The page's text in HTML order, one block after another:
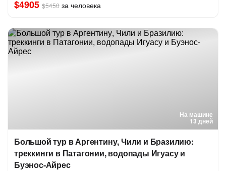
$4905 $5450 за человека
На машине
13 дней
Большой тур в Аргентину, Чили и Бразилию:
треккинги в Патагонии, водопады Игуасу и
Буэнос-Айрес